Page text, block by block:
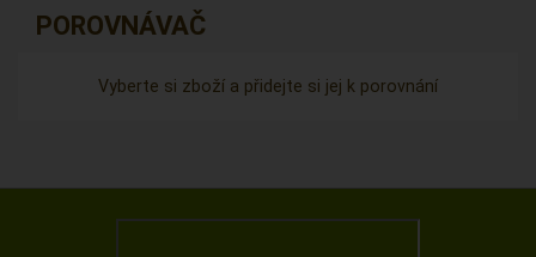
POROVNÁVAČ
Vyberte si zboží a přidejte si jej k porovnání